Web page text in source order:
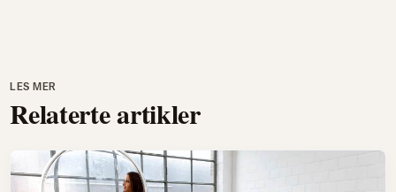
LES MER
Relaterte artikler